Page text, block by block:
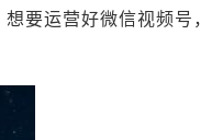
要运营好微信视频号，